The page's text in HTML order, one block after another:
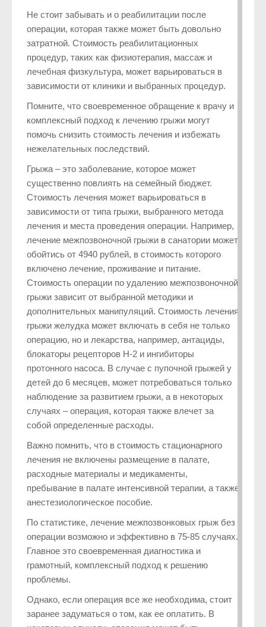
Не стоит забывать и о реабилитации после
операции, которая также может быть довольно
затратной. Стоимость реабилитационных
процедур, таких как физиотерапия, массаж и
лечебная физкультура, может варьироваться в
зависимости от клиники и выбранных процедур.
Помните, что своевременное обращение к врачу и
комплексный подход к лечению грыжи могут
помочь снизить стоимость лечения и избежать
нежелательных последствий.
Грыжа – это заболевание, которое может
существенно повлиять на семейный бюджет.
Стоимость лечения может варьироваться в
зависимости от типа грыжи, выбранного метода
лечения и места проведения операции. Например,
лечение межпозвоночной грыжи в санатории может
обойтись от 4940 рублей, в стоимость которого
включено лечение, проживание и питание.
Стоимость операции по удалению межпозвоночной
грыжи зависит от выбранной методики и
дополнительных манипуляций. Стоимость лечения
грыжи желудка может включать в себя не только
операцию, но и лекарства, например, антациды,
блокаторы рецепторов H-2 и ингибиторы
протонного насоса. В случае с пупочной грыжей у
детей до 6 месяцев, может потребоваться только
наблюдение за развитием грыжи, а в некоторых
случаях – операция, которая также влечет за
собой определенные расходы.
Важно помнить, что в стоимость стационарного
лечения не включены размещение в палате,
расходные материалы и медикаменты,
пребывание в палате интенсивной терапии, а также
анестезиологическое пособие.
По статистике, лечение межпозвонковых грыж без
операции возможно и эффективно в 75-85 случаях.
Главное это своевременная диагностика и
грамотный, комплексный подход к решению
проблемы.
Однако, если операция все же необходима, стоит
заранее задуматься о том, как ее оплатить. В